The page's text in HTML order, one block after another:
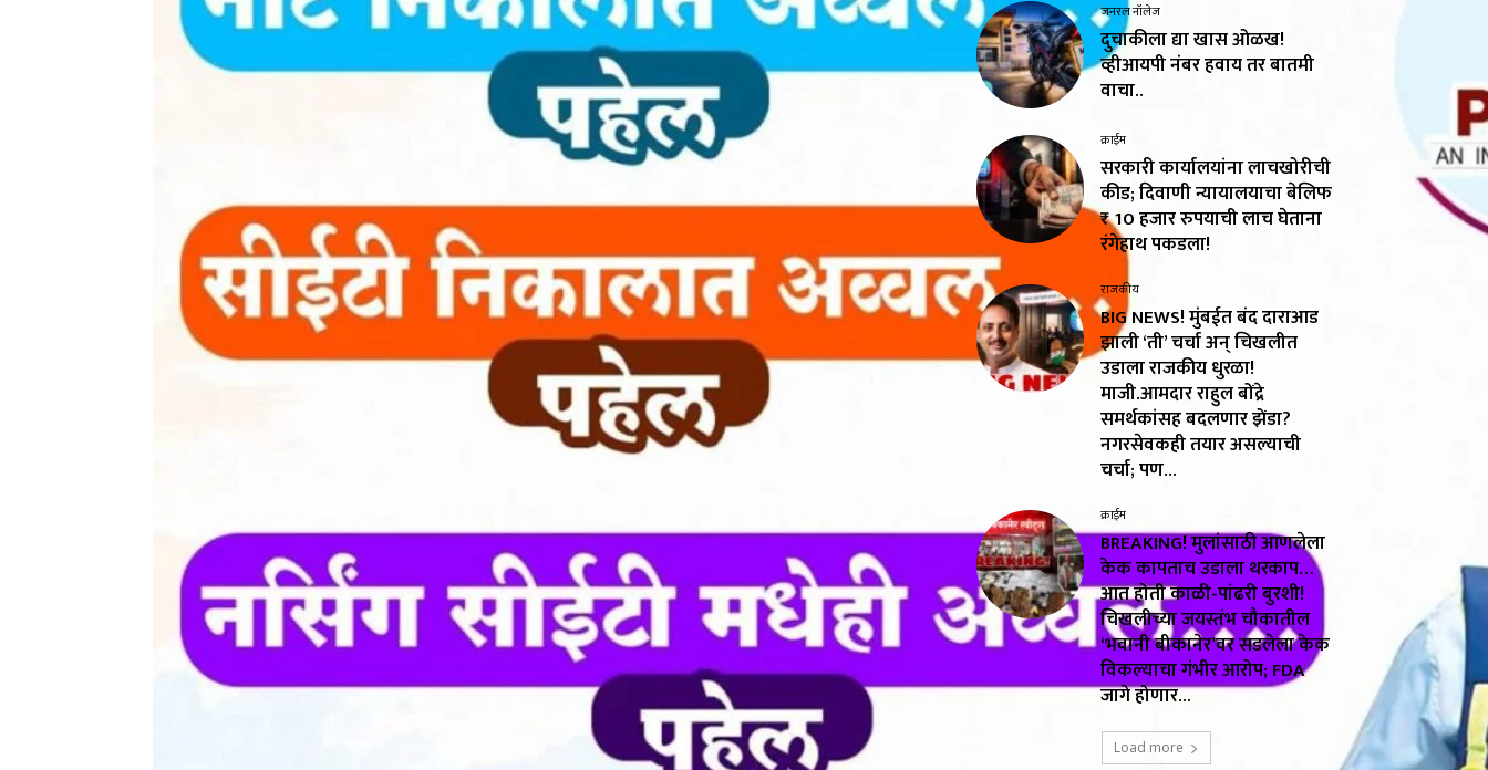
जनरल नॉलेज
दुचाकीला द्या खास ओळख!
व्हीआयपी नंबर हवाय तर बातमी
वाचा..
क्राईम
सरकारी कार्यालयांना लाचखोरीची
कीड; दिवाणी न्यायालयाचा बेलिफ
₹ 10 हजार रुपयाची लाच घेताना
रंगेहाथ पकडला!
राजकीय
BIG NEWS! मुंबईत बंद दाराआड
झाली ‘ती’ चर्चा अन् चिखलीत
उडाला राजकीय धुरळा!
माजी.आमदार राहुल बोंद्रे
समर्थकांसह बदलणार झेंडा?
नगरसेवकही तयार असल्याची
चर्चा; पण...
क्राईम
BREAKING! मुलांसाठी आणलेला
केक कापताच उडाला थरकाप…
आत होती काळी-पांढरी बुरशी!
चिखलीच्या जयस्तंभ चौकातील
‘भवानी बीकानेर’वर सडलेला केक
विकल्याचा गंभीर आरोप; FDA
जागे होणार...
Load more